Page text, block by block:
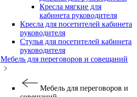
Кресла мягкие для
кабинета руководителя
Кресла для посетителей кабинета
руководителя
Стулья для посетителей кабинета
руководителя
Мебель для переговоров и совещаний
Мебель для переговоров и